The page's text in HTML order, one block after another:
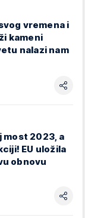
vremena i
kameni
nalazi nam
most 2023, a
EU uložila
obnovu